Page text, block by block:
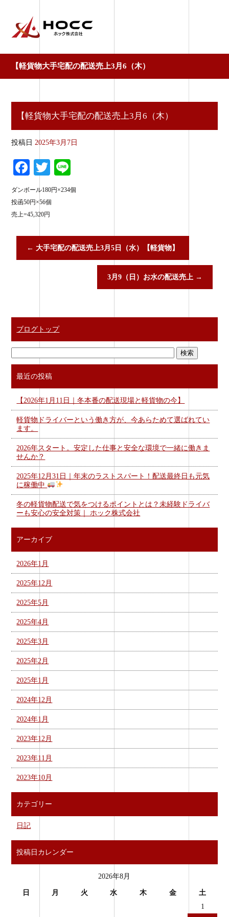
【軽貨物大手宅配の配送売上3月6（木）
【軽貨物大手宅配の配送売上3月6（木）
投稿日 2025年3月7日
Fa
ce
bo
ok
T
wi
tte
ne
ダンボール180円×234個
投函50円×56個
売上=45,320円
← 大手宅配の配送売上3月5日（水）【軽貨物】
3月9（日）お水の配送売上 →
ブログトップ
最近の投稿
【2026年1月11日｜冬本番の配送現場と軽貨物の今】
軽貨物ドライバーという働き方が、今あらためて選ばれてい
ます。
2026年スタート。安定した仕事と安全な環境で一緒に働きま
せんか？
2025年12月31日｜年末のラストスパート！配送最終日も元気
に稼働中
冬の軽貨物配送で気をつけるポイントとは？未経験ドライバ
ーも安心の安全対策｜ ホック株式会社
アーカイブ
2026年1月
2025年12月
2025年5月
2025年4月
2025年3月
2025年2月
2025年1月
2024年12月
2024年1月
2023年12月
2023年11月
2023年10月
カテゴリー
日記
投稿日カレンダー
2026年8月
日 月 火 水 木 金
土
1